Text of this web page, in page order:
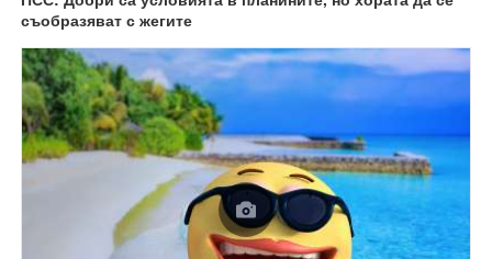
съобразяват с жегите